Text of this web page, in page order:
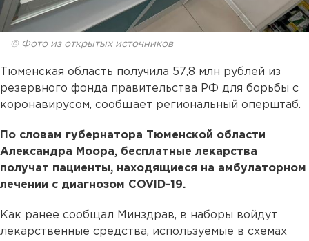
© Фото из открытых источников
Тюменская область получила 57,8 млн рублей из
резервного фонда правительства РФ для борьбы с
коронавирусом, сообщает региональный оперштаб.
По словам губернатора Тюменской области
Александра Моора, бесплатные лекарства
получат пациенты, находящиеся на амбулаторном
лечении с диагнозом COVID-19.
Как ранее сообщал Минздрав, в наборы войдут
лекарственные средства, используемые в схемах